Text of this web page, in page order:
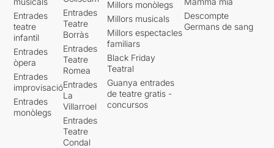
Entrades
teatre
infantil
Entrades
òpera
Entrades
improvisació
Entrades
monòlegs
Entrades
Teatre
Borràs
Entrades
Teatre
Romea
Entrades
La
Villarroel
Entrades
Teatre
Condal
Millors monòlegs
Millors musicals
Millors espectacles
familiars
Black Friday
Teatral
Guanya entrades
de teatre gratis -
concursos
Descompte
Germans de sang